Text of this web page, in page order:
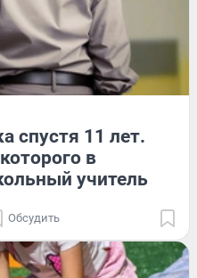
спустя 11 лет.
в
учитель
Обсудить